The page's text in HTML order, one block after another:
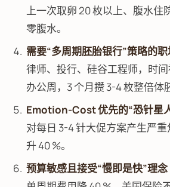
上一次取卵 20 枚以上、腹水
零腹水。
需要“多周期胚胎银行”策略的
律师、投行、硅谷工程师，时
办公周，3 个月攒 3-4 枚整倍体
Emotion-Cost 优先的“恐针星
对每日 3-4 针大促方案产生严
升 40 %。
预算敏感且接受“慢即是快”理念